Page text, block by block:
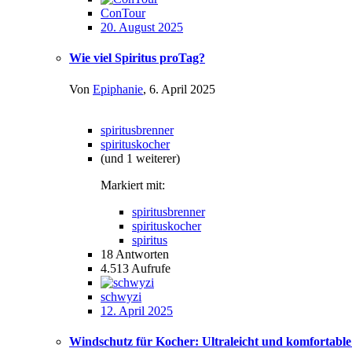
ConTour
20. August 2025
Wie viel Spiritus proTag?
Von Epiphanie, 6. April 2025
spiritusbrenner
spirituskocher
(und 1 weiterer)
Markiert mit:
spiritusbrenner
spirituskocher
spiritus
18 Antworten
4.513 Aufrufe
schwyzi
12. April 2025
Windschutz für Kocher: Ultraleicht und komfortable